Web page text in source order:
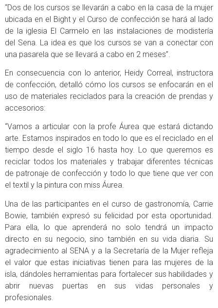
“Dos de los cursos se llevarán a cabo en la casa de la mujer
ubicada en el Bight y el Curso de confección se hará al lado
de la iglesia El Carmelo en las instalaciones de modistería
del Sena. La idea es que los cursos se van a conectar con
una pasarela que se llevará a cabo en 2 meses”.
En consecuencia con lo anterior, Heidy Correal, instructora
de confección, detalló cómo los cursos se enfocarán en el
uso de materiales reciclados para la creación de prendas y
accesorios:
“Vamos a articular con la profe Áurea que estará dictando
arte. Estamos inspirados en todo lo que es el reciclado en el
tiempo desde el siglo 16 hasta hoy. Lo que queremos es
reciclar todos los materiales y trabajar diferentes técnicas
de patronaje de confección y todo lo que tiene que ver con
el textil y la pintura con miss Áurea.
Una de las participantes en el curso de gastronomía, Carrie
Bowie, también expresó su felicidad por esta oportunidad.
Para ella, lo que aprenderá no solo tendrá un impacto
directo en su negocio, sino también en su vida diaria. Su
agradecimiento al SENA y a la Secretaría de la Mujer refleja
el valor que estas iniciativas tienen para las mujeres de la
isla, dándoles herramientas para fortalecer sus habilidades y
abrir nuevas puertas en sus vidas personales y
profesionales.